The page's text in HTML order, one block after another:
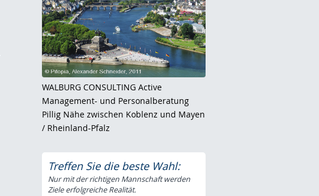
WALBURG CONSULTING Active
Management- und Personalberatung
Pillig Nähe zwischen Koblenz und Mayen
/ Rheinland-Pfalz
Treffen Sie die beste Wahl:
Nur mit der richtigen Mannschaft werden
Ziele erfolgreiche Realität.